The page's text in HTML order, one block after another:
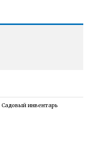
Садовый инвентарь